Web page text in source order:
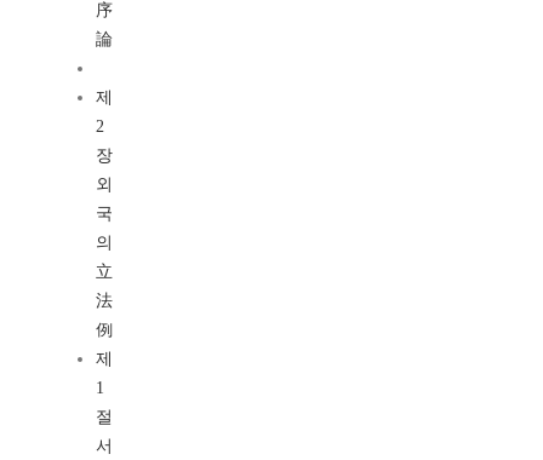
序
論
제
2
장
외
국
의
立
法
例
제
1
절
서